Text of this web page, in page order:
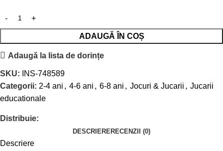
ADAUGĂ ÎN COȘ
Adaugă la lista de dorințe
SKU:
INS-748589
Categorii: 2-4 ani , 4-6 ani , 6-8 ani , Jocuri & Jucarii , Jucarii
educationale
Distribuie:
DESCRIERERECENZII (0)
Descriere